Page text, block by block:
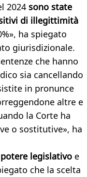
2024 sono state
di illegittimità
ha spiegato
giurisdizionale.
che hanno
sia cancellando
in pronunce
altre e
la Corte ha
o sostitutive», ha
legislativo e
che la scelta